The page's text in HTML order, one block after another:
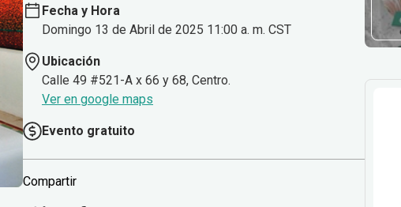
Fecha y Hora
Domingo 13 de Abril de 2025 11:00 a. m. CST
Ubicación
Calle 49 #521-A x 66 y 68, Centro.
Ver en google maps
Evento gratuito
Compartir